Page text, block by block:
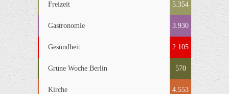
Freizeit 5.354
Gastronomie 3.930
Gesundheit 2.105
Grüne Woche Berlin 570
Kirche 4.553